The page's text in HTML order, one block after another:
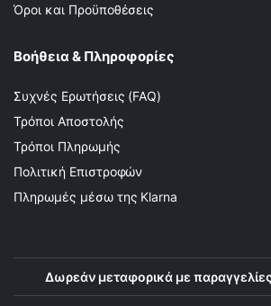
Όροι και Προϋποθέσεις
Βοήθεια & Πληροφορίες
Συχνές Ερωτήσεις (FAQ)
Τρόποι Αποστολής
Τρόποι Πληρωμής
Πολιτική Επιστροφών
Πληρωμές μέσω της Klarna
Δωρεάν μεταφορικά με